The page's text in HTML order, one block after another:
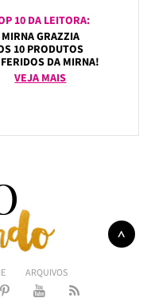
10 DA LEITORA:
MIRNA GRAZZIA
10 PRODUTOS
DA MIRNA!
VEJA MAIS
ARQUIVOS